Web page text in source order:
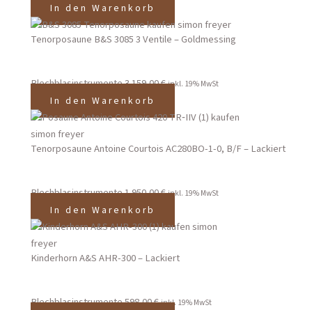
In den Warenkorb
Tenorposaune B&S 3085 3 Ventile – Goldmessing
Blechblasinstrumente3.159,00€inkl. 19% MwSt
In den Warenkorb
Tenorposaune Antoine Courtois AC280BO-1-0, B/F – Lackiert
Blechblasinstrumente1.950,00€inkl. 19% MwSt
In den Warenkorb
Kinderhorn A&S AHR-300 – Lackiert
Blechblasinstrumente598,00€inkl. 19% MwSt